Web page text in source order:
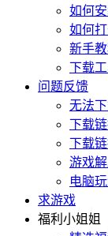
如何
如何
新手
下载
问题反馈
无法下
下载
下载
游戏
电脑
求游戏
福利小姐姐